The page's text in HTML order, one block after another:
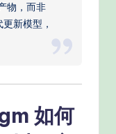
物，而非
新模型，
如何